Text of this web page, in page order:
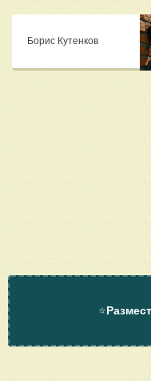
Борис Кутенков
⭐